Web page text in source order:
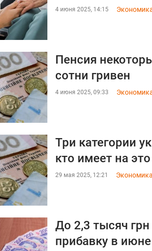
4 июня 2025, 14:15
Пенсия
сотни гривен
4 июня 2025, 09:33
Три категории
кто имеет на
29 мая 2025, 12:21 Экономика
До 2,3 тысяч
прибавку в июне